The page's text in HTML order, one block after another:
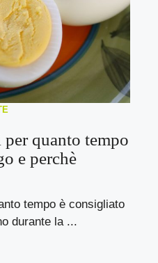
quanto tempo
e perchè
tempo è consigliato
durante la ...